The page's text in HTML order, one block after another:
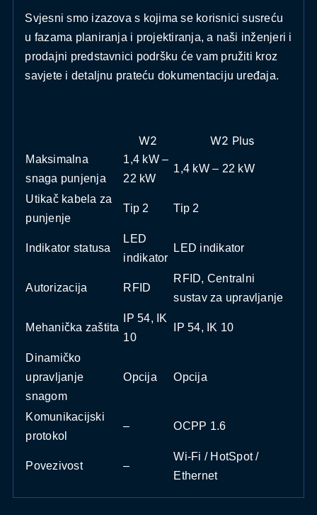
Svjesni smo izazova s kojima se korisnici susreću
u fazama planiranja i projektiranja, a naši inženjeri i
prodajni predstavnici podršku će vam pružiti kroz
savjete i detaljnu prateću dokumentaciju uređaja.
W2 W2 Plus
Maksimalna
snaga punjenja
1,4 kW –
22 kW
1,4 kW – 22 kW
Utikač kabela za
punjenje
Tip 2 Tip 2
Indikator statusa
LED
indikator
LED indikator
Autorizacija RFID
RFID, Centralni
sustav za upravljanje
Mehanička zaštita
IP 54, IK
10
IP 54, IK 10
Dinamičko
upravljanje
snagom
Opcija Opcija
Komunikacijski
protokol
– OCPP 1.6
Povezivost –
Wi-Fi / HotSpot /
Ethernet